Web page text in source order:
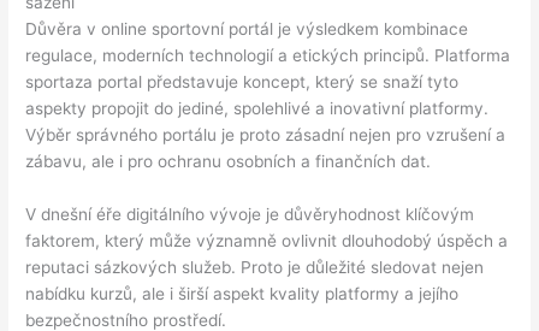
Důvěra v online sportovní portál je výsledkem kombinace
regulace, moderních technologií a etických principů. Platforma
sportaza portal představuje koncept, který se snaží tyto
aspekty propojit do jediné, spolehlivé a inovativní platformy.
Výběr správného portálu je proto zásadní nejen pro vzrušení a
zábavu, ale i pro ochranu osobních a finančních dat.
V dnešní éře digitálního vývoje je důvěryhodnost klíčovým
faktorem, který může významně ovlivnit dlouhodobý úspěch a
reputaci sázkových služeb. Proto je důležité sledovat nejen
nabídku kurzů, ale i širší aspekt kvality platformy a jejího
bezpečnostního prostředí.